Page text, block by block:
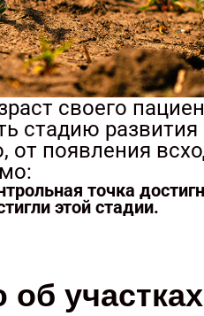
своего
стадию развития
от появления
точка
этой стадии.
участках